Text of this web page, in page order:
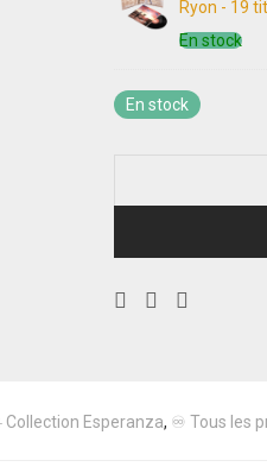
Ryon - 19
En stock
En stock
Esperanza, ♾️ Tous les